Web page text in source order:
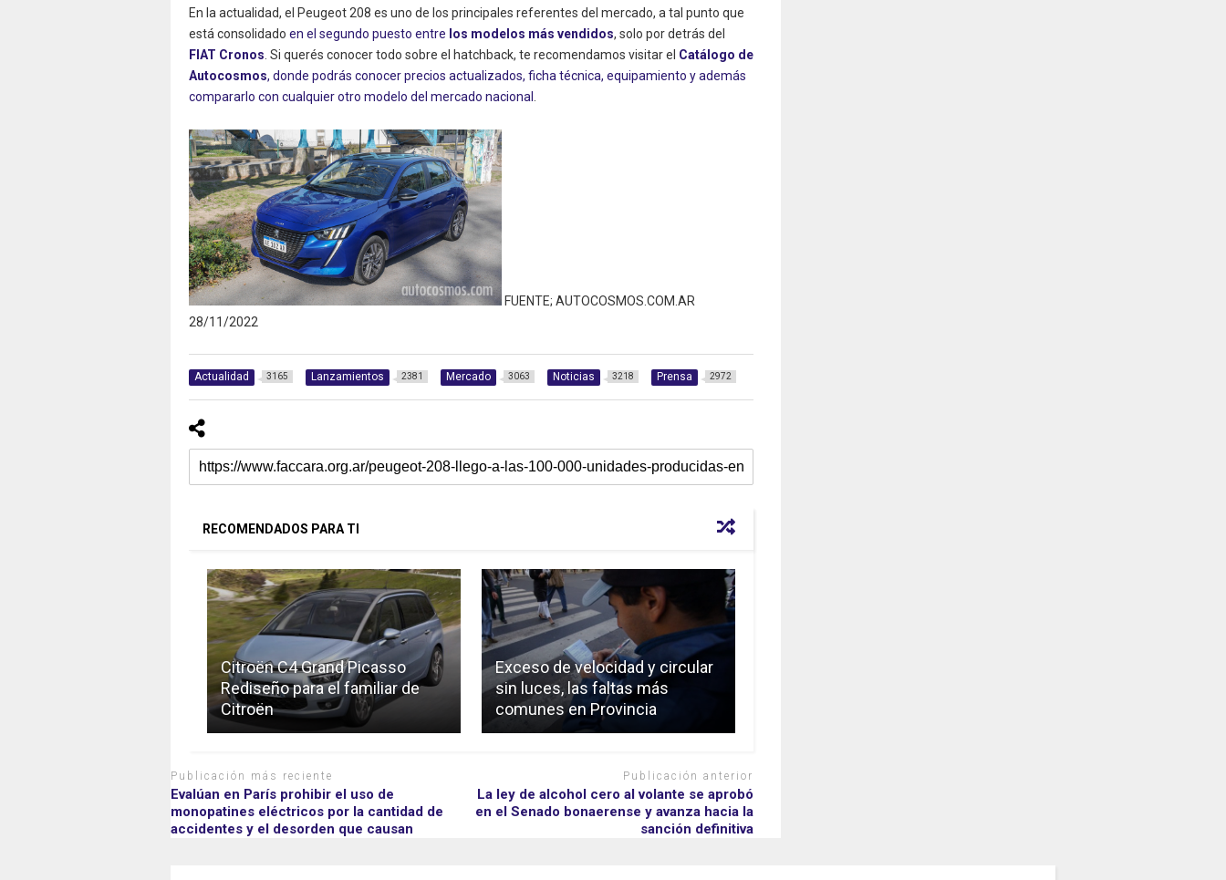
En la actualidad, el Peugeot 208 es uno de los principales referentes del mercado, a tal punto que
está consolidado en el segundo puesto entre los modelos más vendidos, solo por detrás del
FIAT Cronos . Si querés conocer todo sobre el hatchback, te recomendamos visitar el Catálogo de
Autocosmos, donde podrás conocer precios actualizados, ficha técnica, equipamiento y además
compararlo con cualquier otro modelo del mercado nacional
FUENTE; AUTOCOSMOS.COM.AR
28/11/2022
Actualidad 3165 Lanzamientos 2381 Mercado 3063 Noticias 3218 Prensa 2972
RECOMENDADOS PARA TI
Citroën C4 Grand Picasso
Rediseño para el familiar de
Citroën
Exceso de velocidad y circular
sin luces, las faltas más
comunes en Provincia
Publicación más reciente
Evalúan en París prohibir el uso de
monopatines eléctricos por la cantidad de
accidentes y el desorden que causan
Publicación anterior
La ley de alcohol cero al volante se aprobó
en el Senado bonaerense y avanza hacia la
sanción definitiva